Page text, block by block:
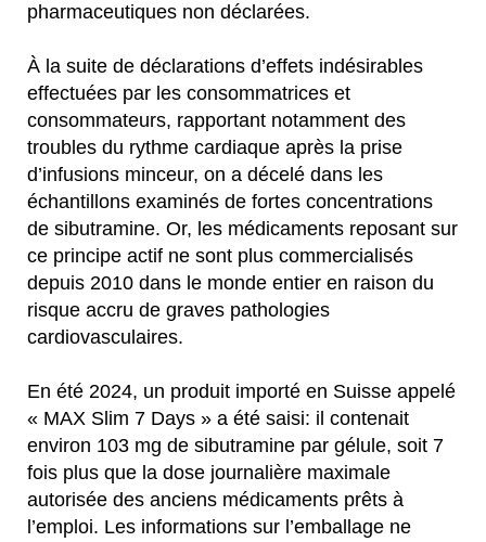
pharmaceutiques non déclarées.
À la suite de déclarations d’effets indésirables
effectuées par les consommatrices et
consommateurs, rapportant notamment des
troubles du rythme cardiaque après la prise
d’infusions minceur, on a décelé dans les
échantillons examinés de fortes concentrations
de sibutramine. Or, les médicaments reposant sur
ce principe actif ne sont plus commercialisés
depuis 2010 dans le monde entier en raison du
risque accru de graves pathologies
cardiovasculaires.
En été 2024, un produit importé en Suisse appelé
« MAX Slim 7 Days » a été saisi: il contenait
environ 103 mg de sibutramine par gélule, soit 7
fois plus que la dose journalière maximale
autorisée des anciens médicaments prêts à
l’emploi. Les informations sur l’emballage ne